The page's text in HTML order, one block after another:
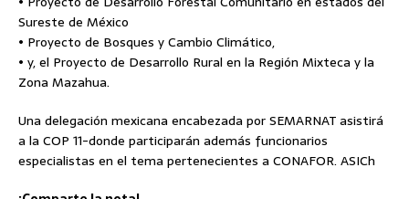
Sureste de México
• Proyecto de Bosques y Cambio Climático,
• y, el Proyecto de Desarrollo Rural en la Región Mixteca y la
Zona Mazahua.
Una delegación mexicana encabezada por SEMARNAT asistirá
a la COP 11-donde participarán además funcionarios
especialistas en el tema pertenecientes a CONAFOR. ASICh